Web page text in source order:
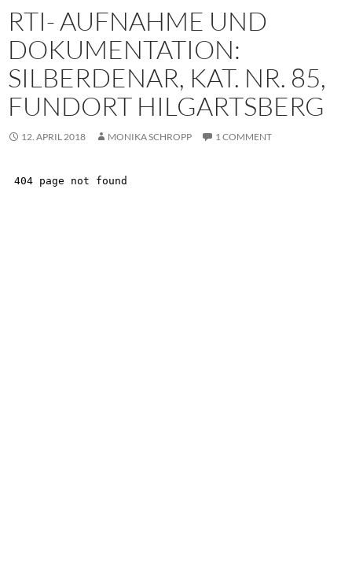
RTI- AUFNAHME UND
DOKUMENTATION:
SILBERDENAR, KAT. NR. 85,
FUNDORT HILGARTSBERG
12. APRIL 2018 MONIKA SCHROPP 1 COMMENT